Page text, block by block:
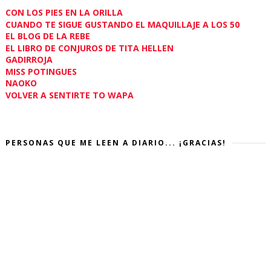
CON LOS PIES EN LA ORILLA
CUANDO TE SIGUE GUSTANDO EL MAQUILLAJE A LOS 50
EL BLOG DE LA REBE
EL LIBRO DE CONJUROS DE TITA HELLEN
GADIRROJA
MISS POTINGUES
NAOKO
VOLVER A SENTIRTE TO WAPA
PERSONAS QUE ME LEEN A DIARIO... ¡GRACIAS!